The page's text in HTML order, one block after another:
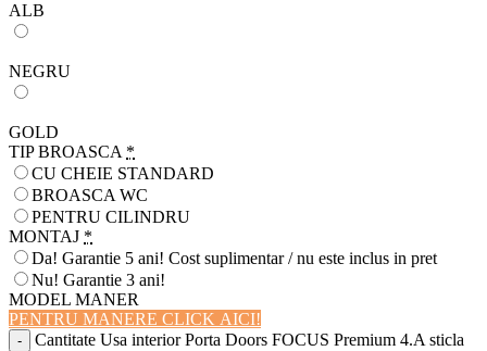
ALB
NEGRU
GOLD
TIP BROASCA *
CU CHEIE STANDARD
BROASCA WC
PENTRU CILINDRU
MONTAJ *
Da! Garantie 5 ani! Cost suplimentar / nu este inclus in pret
Nu! Garantie 3 ani!
MODEL MANER
PENTRU MANERE CLICK AICI!
Cantitate Usa interior Porta Doors FOCUS Premium 4.A sticla